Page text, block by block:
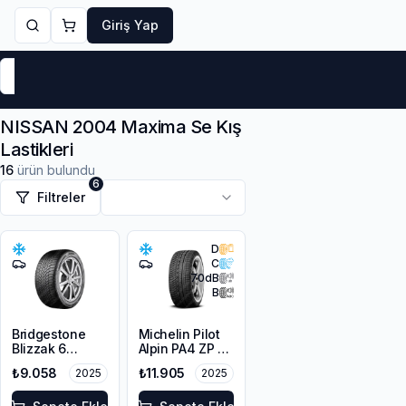
Giriş Yap
NISSAN 2004 Maxima Se Kış
Lastikleri
16 ürün bulundu
Filtreler
6
Bridgestone
Blizzak 6
245/45R18
100V XL M+S
3PMSF Enliten
₺9.058 2025
D
C
70dB
B
Michelin Pilot
Alpin PA4 ZP *
MOE 245/45R18
100V XL GRNX
₺11.905 2025